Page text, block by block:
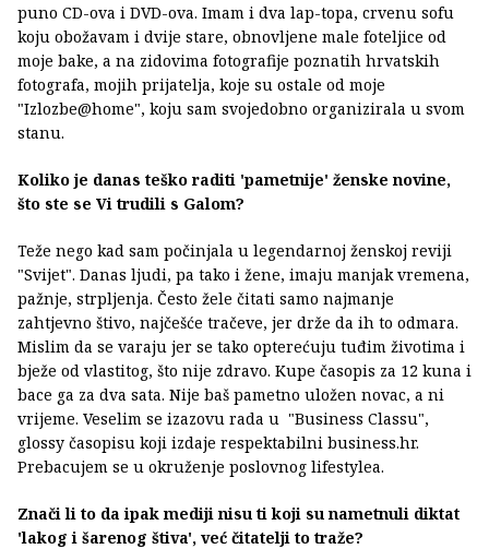
puno CD-ova i DVD-ova. Imam i dva lap-topa, crvenu sofu
koju obožavam i dvije stare, obnovljene male foteljice od
moje bake, a na zidovima fotografije poznatih hrvatskih
fotografa, mojih prijatelja, koje su ostale od moje
"Izlozbe@home", koju sam svojedobno organizirala u svom
stanu.
Koliko je danas teško raditi 'pametnije' ženske novine,
što ste se Vi trudili s Galom?
Teže nego kad sam počinjala u legendarnoj ženskoj reviji
"Svijet". Danas ljudi, pa tako i žene, imaju manjak vremena,
pažnje, strpljenja. Često žele čitati samo najmanje
zahtjevno štivo, najčešće tračeve, jer drže da ih to odmara.
Mislim da se varaju jer se tako opterećuju tuđim životima i
bježe od vlastitog, što nije zdravo. Kupe časopis za 12 kuna i
bace ga za dva sata. Nije baš pametno uložen novac, a ni
vrijeme. Veselim se izazovu rada u "Business Classu",
glossy časopisu koji izdaje respektabilni business.hr.
Prebacujem se u okruženje poslovnog lifestylea.
Znači li to da ipak mediji nisu ti koji su nametnuli diktat
'lakog i šarenog štiva', već čitatelji to traže?